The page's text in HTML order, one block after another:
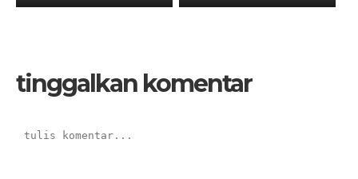
tinggalkan komentar